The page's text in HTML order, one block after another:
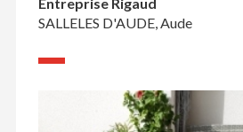
SALLELES D'AUDE, Aude